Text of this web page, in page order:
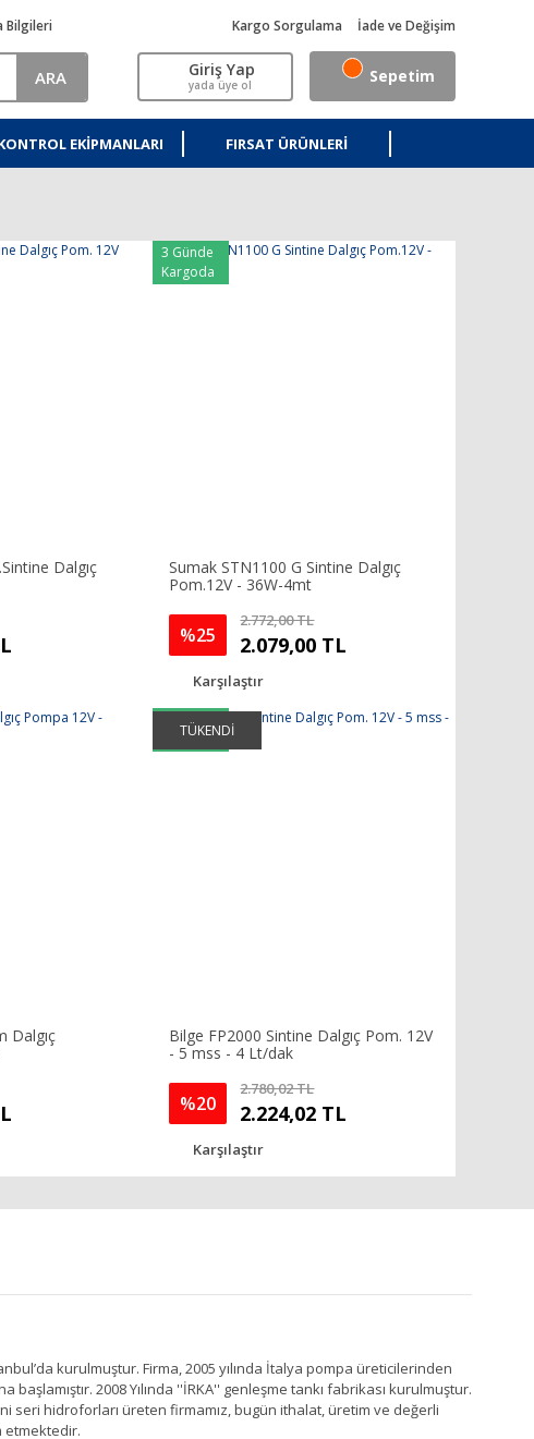
Bilgileri
ARA
Kargo Sorgulama İade ve Değişim
Giriş Yap
yada üye ol Sepetim
EKIPMANLARI FIRSAT ÜRÜNLERI
Dalgıç
3 Günde
Kargoda
Sumak STN1100 G Sintine Dalgıç
Pom.12V - 36W-4mt
%25
2.772,00 TL
2.079,00 TL
Karşılaştır
Dalgıç
TÜKENDİ
AYNI GÜN
KARGO
Bilge FP2000 Sintine Dalgıç Pom. 12V
- 5 mss - 4 Lt/dak
%20
2.780,02 TL
2.224,02 TL
Karşılaştır
kurulmuştur. Firma, 2005 yılında İtalya pompa üreticilerinden
2008 Yılında ''İRKA'' genleşme tankı fabrikası kurulmuştur.
seri hidroforları üreten firmamız, bugün ithalat, üretim ve değerli
etmektedir.